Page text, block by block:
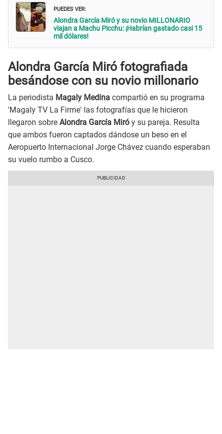
PUEDES VER:
Alondra García Miró y su novio MILLONARIO
viajan a Machu Picchu: ¡Habrían gastado casi 15
mil dólares!
Alondra García Miró fotografiada
besándose con su novio millonario
La periodista Magaly Medina compartió en su programa
'Magaly TV La Firme' las fotografías que le hicieron
llegaron sobre Alondra García Miró y su pareja. Resulta
que ambos fueron captados dándose un beso en el
Aeropuerto Internacional Jorge Chávez cuando esperaban
su vuelo rumbo a Cusco.